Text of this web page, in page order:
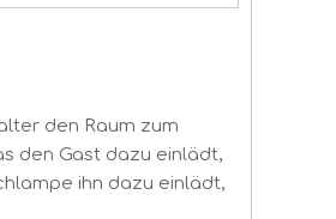
den Raum zum
den Gast dazu einlädt,
ihn dazu einlädt,